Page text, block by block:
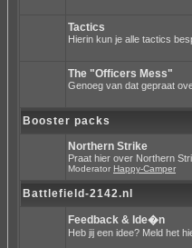
Tactics
Hierin kun je alle tactics
The "Officers Mess"
Genoeg van dat gepraat
Booster packs
Northern Strike
Praat hier over Northern
Moderator Happy-Camper
Battlefield-2142.nl
Feedback & Ide�n
Heb jij een idee? Meld het